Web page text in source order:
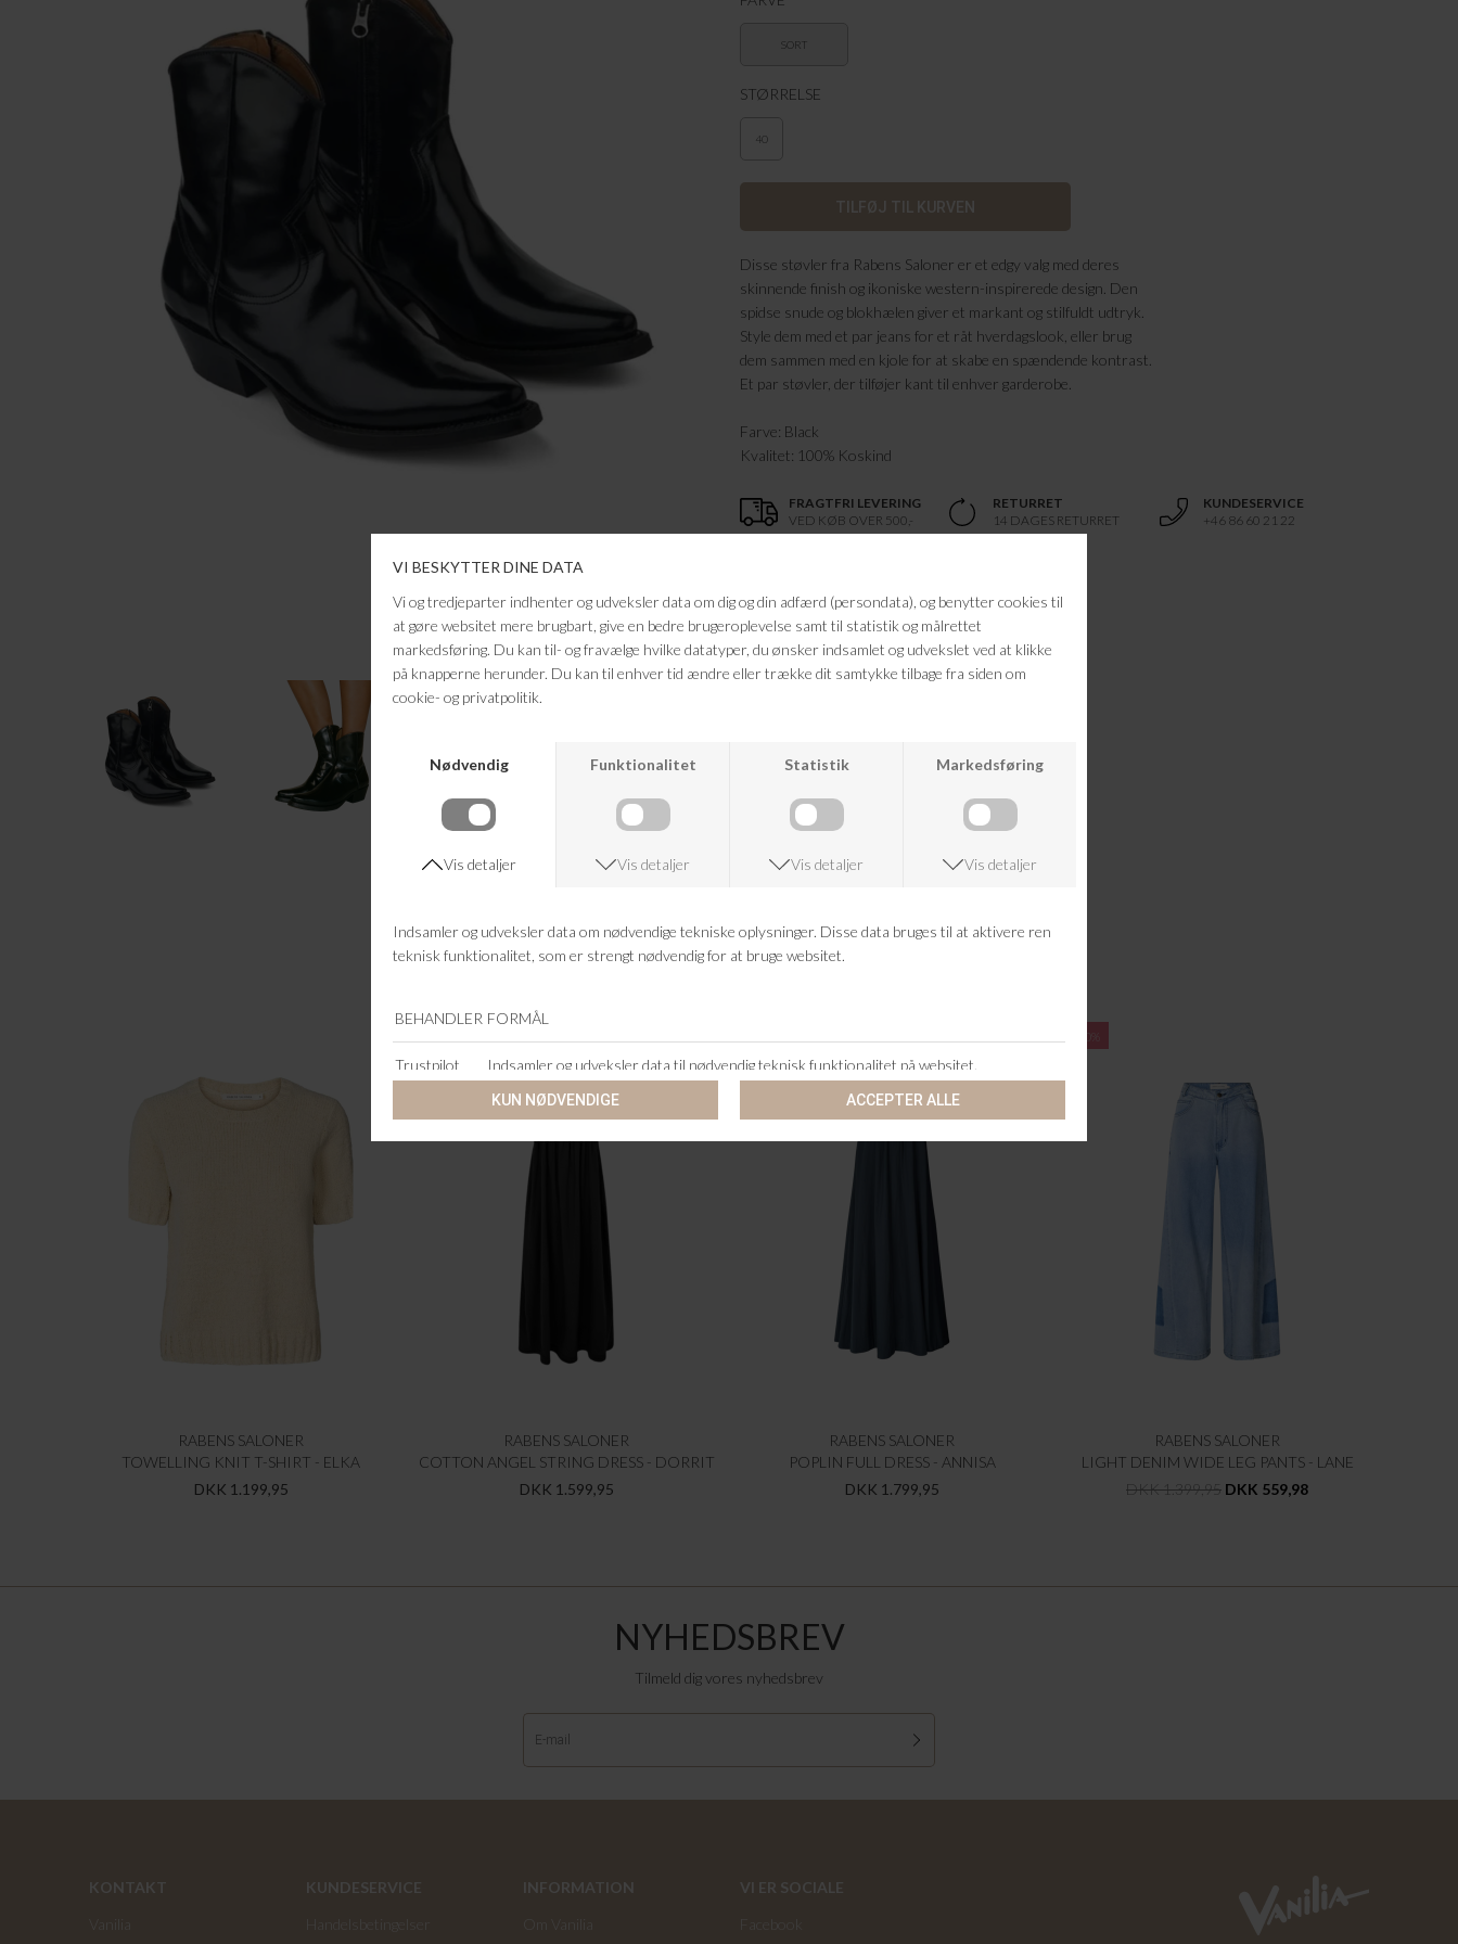
SORT
STØRRELSE
40
Disse støvler fra Rabens Saloner er et edgy valg med deres
skinnende finish og ikoniske western-inspirerede design. Den
spidse snude og blokhælen giver et markant og stilfuldt udtryk.
Style dem med et par jeans for et råt hverdagslook, eller brug
dem sammen med en kjole for at skabe en spændende kontrast.
Et par støvler, der tilføjer kant til enhver garderobe.
Farve: Black
Kvalitet: 100% Koskind
FRAGTFRI LEVERING
VED KØB OVER 500,-
RETURRET
14 DAGES RETURRET
KUNDESERVICE
+46 86 60 21 22
ANDRE KØBTE OGSÅ
RABENS SALONER
TOWELLING KNIT T-SHIRT - ELKA
DKK 1.199,95
RABENS SALONER
COTTON ANGEL STRING DRESS - DORRIT
DKK 1.599,95
RABENS SALONER
POPLIN FULL DRESS - ANNISA
DKK 1.799,95
RABENS SALONER
LIGHT DENIM WIDE LEG PANTS - LANE
DKK 1.399,95 DKK 559,98
NYHEDSBREV
Tilmeld dig vores nyhedsbrev
KONTAKT
KUNDESERVICE
INFORMATION
VI ER SOCIALE